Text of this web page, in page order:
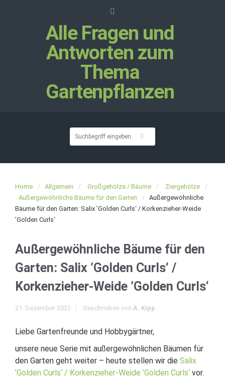
Alle Fragen und
Antworten zum
Thema
Gartenpflanzen
Home Allgemein Großgehölze / Bäume
Ziergehölze
Außergewöhnliche Bäume für den Garten
Außergewöhnliche
Bäume für den Garten: Salix ’Golden Curls‘ / Korkenzieher-Weide
’Golden Curls‘
Außergewöhnliche Bäume für den
Garten: Salix ’Golden Curls‘ /
Korkenzieher-Weide ’Golden Curls‘
21. Dezember 2022 Geschrieben von A. Kipp
Liebe Gartenfreunde und Hobbygärtner,
unsere neue Serie mit außergewöhnlichen Bäumen für
den Garten geht weiter – heute stellen wir die Salix
’Golden Curls‘ / Korkenzieher-Weide ’Golden Curls‘ vor.